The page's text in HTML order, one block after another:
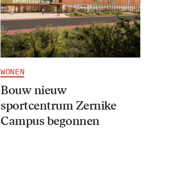
WONEN
Bouw nieuw
sportcentrum Zernike
Campus begonnen